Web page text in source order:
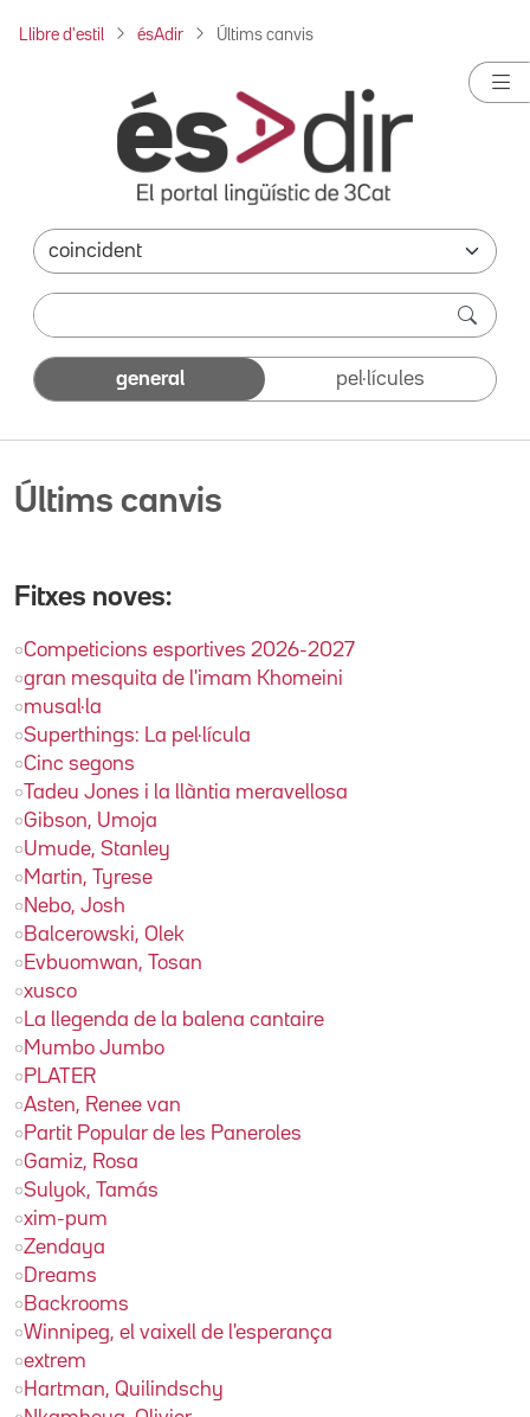
Llibre d'estil ésAdir Últims canvis
general pel·lícules
Últims canvis
Fitxes noves:
Competicions esportives 2026-2027
gran mesquita de l'imam Khomeini
musal·la
Superthings: La pel·lícula
Cinc segons
Tadeu Jones i la llàntia meravellosa
Gibson, Umoja
Umude, Stanley
Martin, Tyrese
Nebo, Josh
Balcerowski, Olek
Evbuomwan, Tosan
xusco
La llegenda de la balena cantaire
Mumbo Jumbo
PLATER
Asten, Renee van
Partit Popular de les Paneroles
Gamiz, Rosa
Sulyok, Tamás
xim-pum
Zendaya
Dreams
Backrooms
Winnipeg, el vaixell de l'esperança
extrem
Hartman, Quilindschy